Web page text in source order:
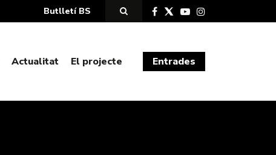
Butlletí BS
Actualitat El projecte Entrades